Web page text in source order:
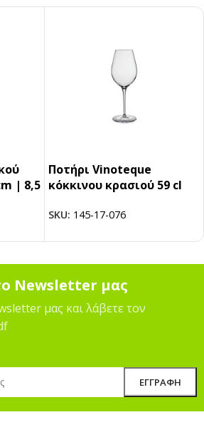
| 8,5
Ποτήρι Vinoteque
κόκκινου κρασιού 59 cl
SKU: 145-17-076
Newsletter μας
μας και λάβετε τον